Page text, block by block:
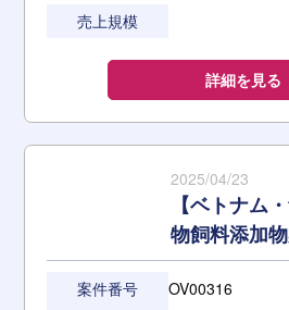
売上規模
詳細を見る
2025/04/23
【ベトナム
物飼料添加
案件番号
OV00316